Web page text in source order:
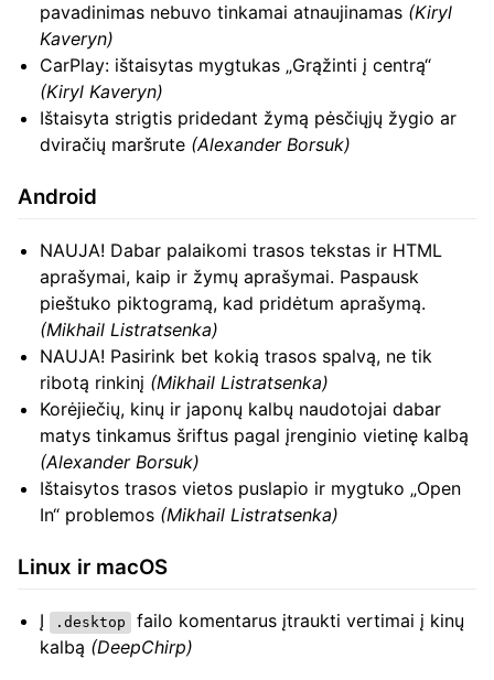
pavadinimas nebuvo tinkamai atnaujinamas (Kiryl
Kaveryn)
CarPlay: ištaisytas mygtukas „Grąžinti į centrą“
(Kiryl Kaveryn)
Ištaisyta strigtis pridedant žymą pėsčiųjų žygio ar
dviračių maršrute (Alexander Borsuk)
Android
NAUJA! Dabar palaikomi trasos tekstas ir HTML
aprašymai, kaip ir žymų aprašymai. Paspausk
pieštuko piktogramą, kad pridėtum aprašymą.
(Mikhail Listratsenka)
NAUJA! Pasirink bet kokią trasos spalvą, ne tik
ribotą rinkinį (Mikhail Listratsenka)
Korėjiečių, kinų ir japonų kalbų naudotojai dabar
matys tinkamus šriftus pagal įrenginio vietinę kalbą
(Alexander Borsuk)
Ištaisytos trasos vietos puslapio ir mygtuko „Open
In“ problemos (Mikhail Listratsenka)
Linux ir macOS
Į .desktop
failo komentarus įtraukti vertimai į kinų
kalbą (DeepChirp)